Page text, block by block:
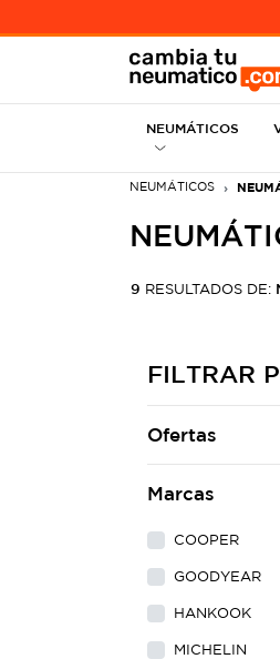
NEUMÁTICOS
NEUMÁTICOS
9 RESULTADOS DE:
FILTRAR
Ofertas
Marcas
COOPER
GOODYEAR
HANKOOK
MICHELIN